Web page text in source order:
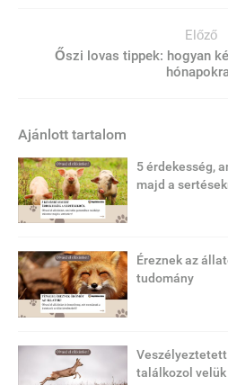
Előző
Őszi lovas tippek: hogyan
Ajánlott tartalom
5 érdekesség,
majd a
Éreznek az
tudomány
találkozol velük